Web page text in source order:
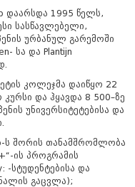
დაარსდა 1995 წელს,
სასწავლებელი,
ურბანულ გარემოში
სა და Plantijn
კოლეჯმა დაიწყო 22
და ჰყავდა 8 500–ზე
უნივერსიტეტებისა და
ს შორის თანამშრომლობა
ის პროგრამის
-სტუდენტებისა და
გაცვლა);